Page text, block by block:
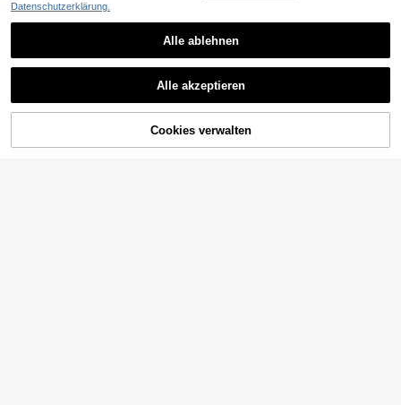
ZUM WARENKORB HINZUFÜGEN
Datenschutzerklärung.
Alle ablehnen
Alle akzeptieren
Cookies verwalten